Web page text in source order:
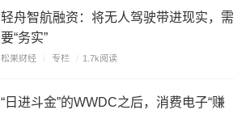
轻舟智航融资：将无人驾驶带进现实，需
要“务实”
松果财经 / 专栏 / 1.7k阅读
“日进斗金”的WWDC之后，消费电子“赚